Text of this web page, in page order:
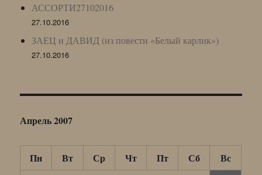
АССОРТИ27102016
27.10.2016
ЗАЕЦ и ДАВИД (из повести «Белый карлик»)
27.10.2016
Апрель 2007
Пн Вт Ср Чт Пт Сб
Вс